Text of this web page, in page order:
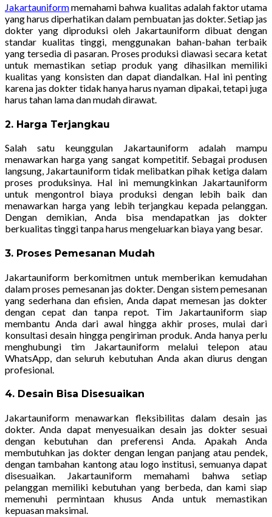
Jakartauniformmemahami bahwa kualitas adalah faktor utama
yang harus diperhatikan dalam pembuatan jas dokter. Setiap jas
dokter yang diproduksi oleh Jakartauniform dibuat dengan
standar kualitas tinggi, menggunakan bahan-bahan terbaik
yang tersedia di pasaran. Proses produksi diawasi secara ketat
untuk memastikan setiap produk yang dihasilkan memiliki
kualitas yang konsisten dan dapat diandalkan. Hal ini penting
karena jas dokter tidak hanya harus nyaman dipakai, tetapi juga
harus tahan lama dan mudah dirawat.
2. Harga Terjangkau
Salah satu keunggulan Jakartauniform adalah mampu
menawarkan harga yang sangat kompetitif. Sebagai produsen
langsung, Jakartauniform tidak melibatkan pihak ketiga dalam
proses produksinya. Hal ini memungkinkan Jakartauniform
untuk mengontrol biaya produksi dengan lebih baik dan
menawarkan harga yang lebih terjangkau kepada pelanggan.
Dengan demikian, Anda bisa mendapatkan jas dokter
berkualitas tinggi tanpa harus mengeluarkan biaya yang besar.
3. Proses Pemesanan Mudah
Jakartauniform berkomitmen untuk memberikan kemudahan
dalam proses pemesanan jas dokter. Dengan sistem pemesanan
yang sederhana dan efisien, Anda dapat memesan jas dokter
dengan cepat dan tanpa repot. Tim Jakartauniform siap
membantu Anda dari awal hingga akhir proses, mulai dari
konsultasi desain hingga pengiriman produk. Anda hanya perlu
menghubungi tim Jakartauniform melalui telepon atau
WhatsApp, dan seluruh kebutuhan Anda akan diurus dengan
profesional.
4. Desain Bisa Disesuaikan
Jakartauniform menawarkan fleksibilitas dalam desain jas
dokter. Anda dapat menyesuaikan desain jas dokter sesuai
dengan kebutuhan dan preferensi Anda. Apakah Anda
membutuhkan jas dokter dengan lengan panjang atau pendek,
dengan tambahan kantong atau logo institusi, semuanya dapat
disesuaikan. Jakartauniform memahami bahwa setiap
pelanggan memiliki kebutuhan yang berbeda, dan kami siap
memenuhi permintaan khusus Anda untuk memastikan
kepuasan maksimal.